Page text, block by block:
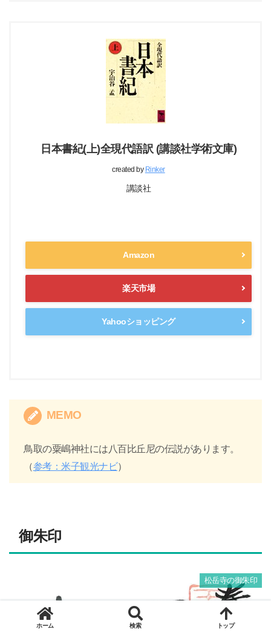
日本書紀(上)全現代語訳 (講談社学術文庫)
created by Rinker
講談社
Amazon
楽天市場
Yahooショッピング
MEMO
鳥取の粟嶋神社には八百比丘尼の伝説があります。
（参考：米子観光ナビ）
御朱印
松岳寺の御朱印
ホーム 検索 トップ